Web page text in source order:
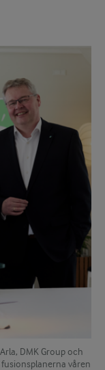
DMK Group och
våren